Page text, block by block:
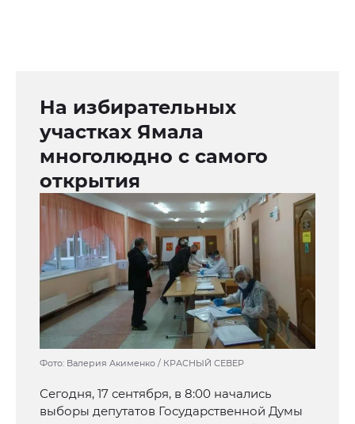
На избирательных
участках Ямала
многолюдно с самого
открытия
Фото: Валерия Акименко / КРАСНЫЙ СЕВЕР
Сегодня, 17 сентября, в 8:00 начались
выборы депутатов Государственной Думы